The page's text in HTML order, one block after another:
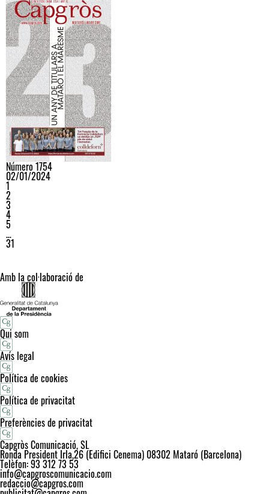
Número 1754
02/01/2024
1
2
3
4
5
…
31
Amb la col·laboració de
Qui som
Avís legal
Política de cookies
Política de privacitat
Preferències de privacitat
Capgròs Comunicació, SL
Ronda President Irla,26 (Edifici Cenema) 08302 Mataró (Barcelona)
Telèfon: 93 312 73 53
info@capgroscomunicacio.com
redaccio@capgros.com